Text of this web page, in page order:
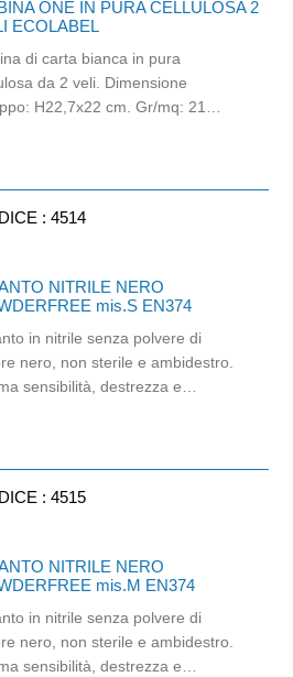
2 ore o 90°C per massimo
e microonde. Compatibile
coperchio cod. 6029 e 6088.
120 ml.
ONE IN PURA CELLULOSA 2
ECOLABEL
di carta bianca in pura
Dimensione
H22,7x22 cm. Gr/mq: 21
: 4514
NITRILE NERO
mis.S EN374
in nitrile senza polvere di
nero, non sterile e ambidestro.
sensibilità, destrezza e
al contatto con gli alimenti in
col regolamento (EC) No
2004 e con regolamento della
(EU)No 10/2011.
: 4515
NITRILE NERO
mis.M EN374
in nitrile senza polvere di
nero, non sterile e ambidestro.
destrezza e